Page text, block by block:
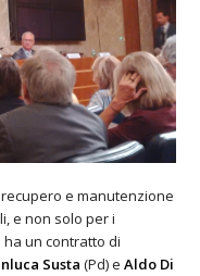
e manutenzione
e non solo per i
un contratto di
Susta (Pd) eAldo Di